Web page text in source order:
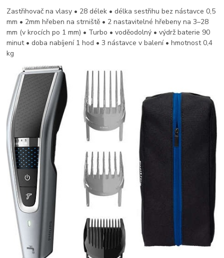
Zastřihovač na vlasy • 28 délek • délka sestřihu bez nástavce 0,5
mm • 2mm hřeben na strniště • 2 nastavitelné hřebeny na 3–28
mm (v krocích po 1 mm) • Turbo • voděodolný • výdrž baterie 90
minut • doba nabíjení 1 hod • 3 nástavce v balení • hmotnost 0,4
kg